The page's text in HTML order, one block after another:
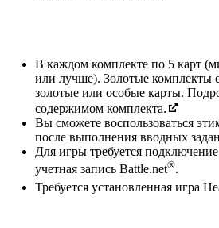
Available actions
В каждом комплекте по 5 карт
или лучше). Золотые комплекты
золотые или особые карты.
содержимом комплекта.
Вы сможете воспользоваться
после выполнения вводных
Для игры требуется
учетная запись Battle.net®.
Требуется установленная игра